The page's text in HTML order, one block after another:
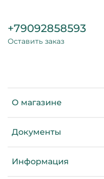
О магазине
Документы
Информация
+79092858593
Оставить заказ